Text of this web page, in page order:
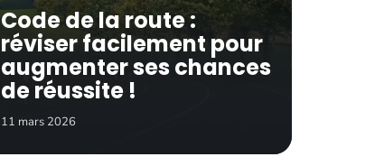
Code de la route :
réviser facilement pour
augmenter ses chances
de réussite !
11 mars 2026